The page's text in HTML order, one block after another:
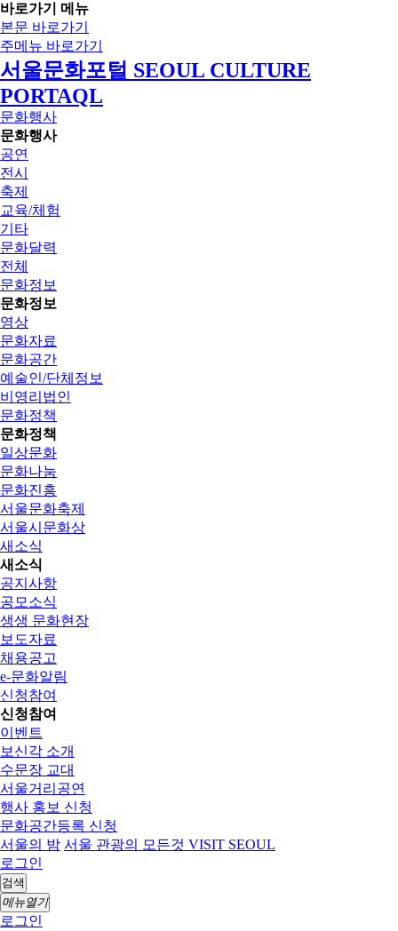
바로가기 메뉴
본문 바로가기
주메뉴 바로가기
서울문화포털 SEOUL CULTURE
PORTAQL
문화행사
문화행사
공연
전시
축제
교육/체험
기타
문화달력
전체
문화정보
문화정보
영상
문화자료
문화공간
예술인/단체정보
비영리법인
문화정책
문화정책
일상문화
문화나눔
문화진흥
서울문화축제
서울시문화상
새소식
새소식
공지사항
공모소식
생생 문화현장
보도자료
채용공고
e-문화알림
신청참여
신청참여
이벤트
보신각 소개
수문장 교대
서울거리공연
행사 홍보 신청
문화공간등록 신청
서울의 밤 서울 관광의 모든것 VISIT SEOUL
로그인
검색
메뉴열기
로그인